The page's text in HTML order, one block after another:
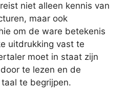
niet alleen kennis van
maar ook
om de ware betekenis
uitdrukking vast te
moet in staat zijn
te lezen en de
te begrijpen.